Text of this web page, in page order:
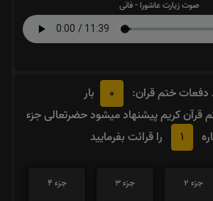
صوت زیارت عاشورا - فانی
دفعات ختم قران: 0
بار
کریم پیشنهاد میشود حضرتعالی جزء
1 را قرائت بفرمایید
جزء 2
جزء 3
جزء 4